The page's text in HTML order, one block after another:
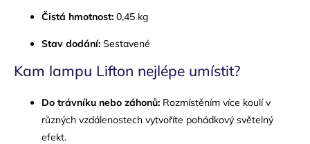
Čistá hmotnost: 0,45 kg
Stav dodání: Sestavené
Kam lampu Lifton nejlépe umístit?
Do trávníku nebo záhonů: Rozmístěním více koulí v
různých vzdálenostech vytvoříte pohádkový světelný
efekt.